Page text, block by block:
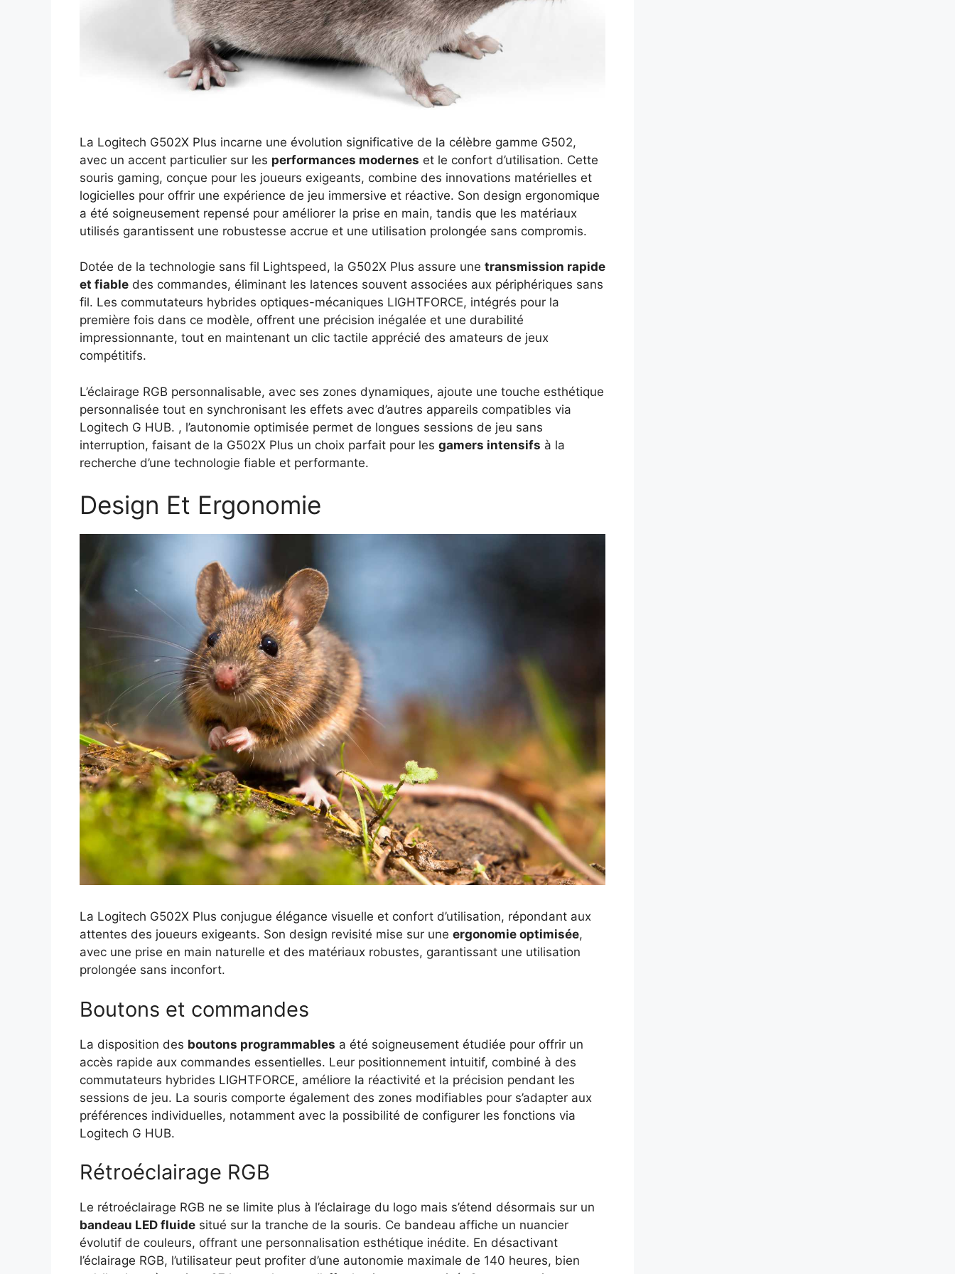
La Logitech G502X Plus incarne une évolution significative de la célèbre gamme G502,
avec un accent particulier sur les performances modernes et le confort d’utilisation. Cette
souris gaming, conçue pour les joueurs exigeants, combine des innovations matérielles et
logicielles pour offrir une expérience de jeu immersive et réactive. Son design ergonomique
a été soigneusement repensé pour améliorer la prise en main, tandis que les matériaux
utilisés garantissent une robustesse accrue et une utilisation prolongée sans compromis.
Dotée de la technologie sans fil Lightspeed, la G502X Plus assure une transmission rapide
et fiable des commandes, éliminant les latences souvent associées aux périphériques sans
fil. Les commutateurs hybrides optiques-mécaniques LIGHTFORCE, intégrés pour la
première fois dans ce modèle, offrent une précision inégalée et une durabilité
impressionnante, tout en maintenant un clic tactile apprécié des amateurs de jeux
compétitifs.
L’éclairage RGB personnalisable, avec ses zones dynamiques, ajoute une touche esthétique
personnalisée tout en synchronisant les effets avec d’autres appareils compatibles via
Logitech G HUB. , l’autonomie optimisée permet de longues sessions de jeu sans
interruption, faisant de la G502X Plus un choix parfait pour les gamers intensifs à la
recherche d’une technologie fiable et performante.
Design Et Ergonomie
La Logitech G502X Plus conjugue élégance visuelle et confort d’utilisation, répondant aux
attentes des joueurs exigeants. Son design revisité mise sur une ergonomie optimisée,
avec une prise en main naturelle et des matériaux robustes, garantissant une utilisation
prolongée sans inconfort.
Boutons et commandes
La disposition des boutons programmables a été soigneusement étudiée pour offrir un
accès rapide aux commandes essentielles. Leur positionnement intuitif, combiné à des
commutateurs hybrides LIGHTFORCE, améliore la réactivité et la précision pendant les
sessions de jeu. La souris comporte également des zones modifiables pour s’adapter aux
préférences individuelles, notamment avec la possibilité de configurer les fonctions via
Logitech G HUB.
Rétroéclairage RGB
Le rétroéclairage RGB ne se limite plus à l’éclairage du logo mais s’étend désormais sur un
bandeau LED fluide situé sur la tranche de la souris. Ce bandeau affiche un nuancier
évolutif de couleurs, offrant une personnalisation esthétique inédite. En désactivant
l’éclairage RGB, l’utilisateur peut profiter d’une autonomie maximale de 140 heures, bien